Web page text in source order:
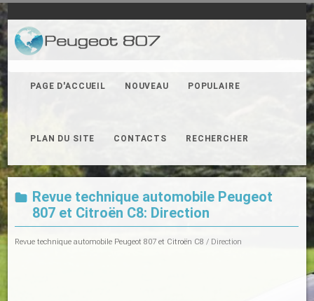
PAGE D'ACCUEIL NOUVEAU POPULAIRE
PLAN DU SITE CONTACTS RECHERCHER
Revue technique automobile Peugeot
807 et Citroën C8: Direction
Revue technique automobile Peugeot 807 et Citroën C8 / Direction